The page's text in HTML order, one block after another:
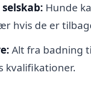
Hunde
hvis de er
Alt fra badning
kvalifikationer.